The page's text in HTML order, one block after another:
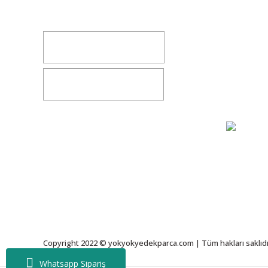
Whatsapp Sipariş
Copyright 2022 © yokyokyedekparca.com | Tüm hakları